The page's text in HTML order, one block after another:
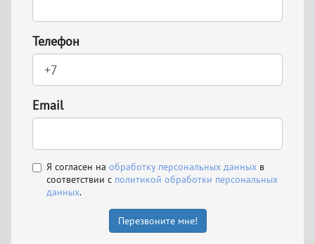
Телефон
Email
Я согласен на обработку персональных данных в
соответствии с политикой обработки персональных
данных.
Перезвоните мне!